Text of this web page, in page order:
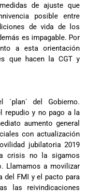
de ajuste que
posible entre
de vida de los
es impagable. Por
a esta orientación
que hacen la CGT y
´plan´ del Gobierno.
repudio y no pago a la
aumento general
con actualización
jubilatoria 2019
crisis no la sigamos
Llamamos a movilizar
del FMI y el pacto para
las reivindicaciones